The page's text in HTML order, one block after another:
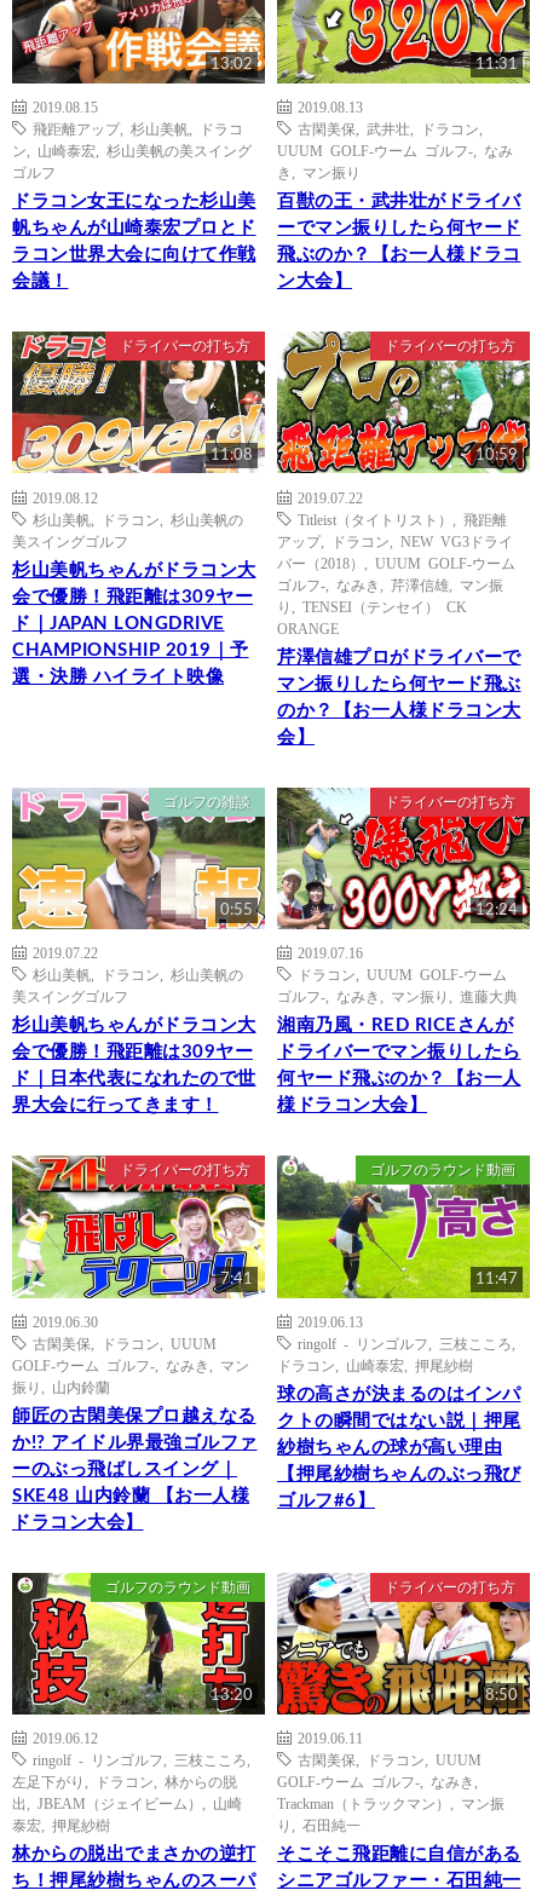
13:02
2019.08.15
飛距離アップ, 杉山美帆
ドラコ
ン
山崎泰宏
杉山美帆の美スイング
ゴルフ
ドラコン女王になった杉山美
帆ちゃんが山崎泰宏プロとド
ラコン世界大会に向けて作戦
会議！
11:31
2019.08.13
古閑美保
武井壮 ドラコン
UUUM GOLF-ウーム ゴルフ-
なみ
き
マン振り
百獣の王・武井壮がドライバ
ーでマン振りしたら何ヤード
飛ぶのか？【お一人様ドラコ
ン大会】
ドライバーの打ち方
11:08
2019.08.12
杉山美帆
ドラコン
杉山美帆の
美スイングゴルフ
杉山美帆ちゃんがドラコン大
会で優勝！飛距離は309ヤー
ド｜JAPAN LONGDRIVE
CHAMPIONSHIP 2019｜予
選・決勝 ハイライト映像
ドライバーの打ち方
10:59
2019.07.22
Titleist（タイトリスト）
飛距離
アップ, ドラコン
NEW VG3ドライ
バー（2018）
UUUM GOLF-ウーム
ゴルフ-
なみき 芹澤信雄
マン振
り
TENSEI（テンセイ） CK
ORANGE
芹澤信雄プロがドライバーで
マン振りしたら何ヤード飛ぶ
のか？【お一人様ドラコン大
会】
ゴルフの雑談
0:55
2019.07.22
杉山美帆
ドラコン
杉山美帆の
美スイングゴルフ
杉山美帆ちゃんがドラコン大
会で優勝！飛距離は309ヤー
ド｜日本代表になれたので世
界大会に行ってきます！
ドライバーの打ち方
12:24
2019.07.16
ドラコン
UUUM GOLF-ウーム
ゴルフ-
なみき マン振り 進藤大典
湘南乃風・RED RICEさんが
ドライバーでマン振りしたら
何ヤード飛ぶのか？【お一人
様ドラコン大会】
ドライバーの打ち方
7:41
2019.06.30
古閑美保
ドラコン
UUUM
GOLF-ウーム ゴルフ-
なみき
マン
振り
山内鈴蘭
師匠の古閑美保プロ越えなる
か!? アイドル界最強ゴルファ
ーのぶっ飛ばしスイング｜
SKE48 山内鈴蘭 【お一人様
ドラコン大会】
ゴルフのラウンド動画
11:47
2019.06.13
ringolf - リンゴルフ
三枝こころ
ドラコン
山崎泰宏 押尾紗樹
球の高さが決まるのはインパ
クトの瞬間ではない説｜押尾
紗樹ちゃんの球が高い理由
【押尾紗樹ちゃんのぶっ飛び
ゴルフ#6】
ゴルフのラウンド動画
13:20
2019.06.12
ringolf - リンゴルフ
三枝こころ
左足下がり
ドラコン
林からの脱
出
JBEAM（ジェイビーム）
山崎
泰宏
押尾紗樹
林からの脱出でまさかの逆打
ち！押尾紗樹ちゃんのスーパ
ドライバーの打ち方
8:50
2019.06.11
古閑美保
ドラコン
UUUM
GOLF-ウーム ゴルフ-
なみき
Trackman（トラックマン）
マン振
り
石田純一
そこそこ飛距離に自信がある
シニアゴルファー・石田純一